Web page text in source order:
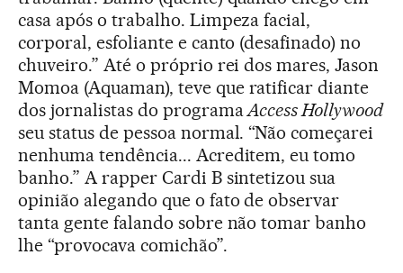
casa após o trabalho. Limpeza facial,
corporal, esfoliante e canto (desafinado) no
chuveiro.” Até o próprio rei dos mares, Jason
Momoa (Aquaman), teve que ratificar diante
dos jornalistas do programaAccess Hollywood
seu status de pessoa normal. “Não começarei
nenhuma tendência... Acreditem, eu tomo
banho.” A rapper Cardi B sintetizou sua
opinião alegando que o fato de observar
tanta gente falando sobre não tomar banho
lhe “provocava comichão”.